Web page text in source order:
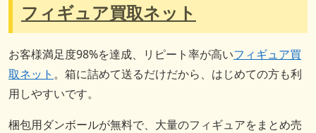
フィギュア買取ネット
お客様満足度98%を達成、リピート率が高いフィギュア買
取ネット 。箱に詰めて送るだけだから、はじめての方も利
用しやすいです。
梱包用ダンボールが無料で、大量のフィギュアをまとめ売